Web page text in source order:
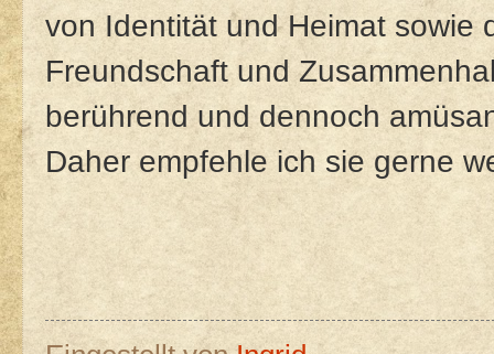
von Identität und Heimat sowie
Freundschaft und
berührend und dennoch
Daher empfehle ich sie gerne